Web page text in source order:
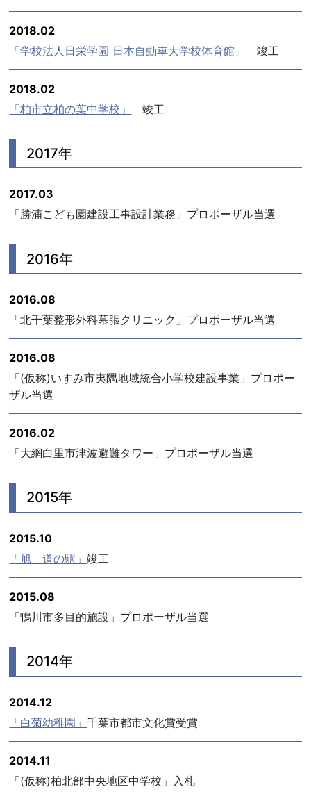
2018.02
「学校法人日栄学園 日本自動車大学校体育館」
竣工
2018.02
「柏市立柏の葉中学校」
竣工
2017年
2017.03
「勝浦こども園建設工事設計業務」プロポーザル当選
2016年
2016.08
「北千葉整形外科幕張クリニック」プロポーザル当選
2016.08
「(仮称)いすみ市夷隅地域統合小学校建設事業」プロポー
ザル当選
2016.02
「大網白里市津波避難タワー」プロポーザル当選
2015年
2015.10
「旭 道の駅」竣工
2015.08
「鴨川市多目的施設」プロポーザル当選
2014年
2014.12
「白菊幼稚園」千葉市都市文化賞受賞
2014.11
「(仮称)柏北部中央地区中学校」入札